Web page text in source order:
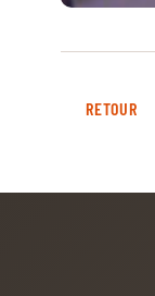
RETOUR